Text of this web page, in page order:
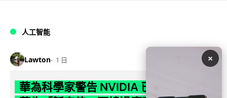
人工智能
Lawton 1 日
華為科學家警告 NVIDIA 已近物理極限
×